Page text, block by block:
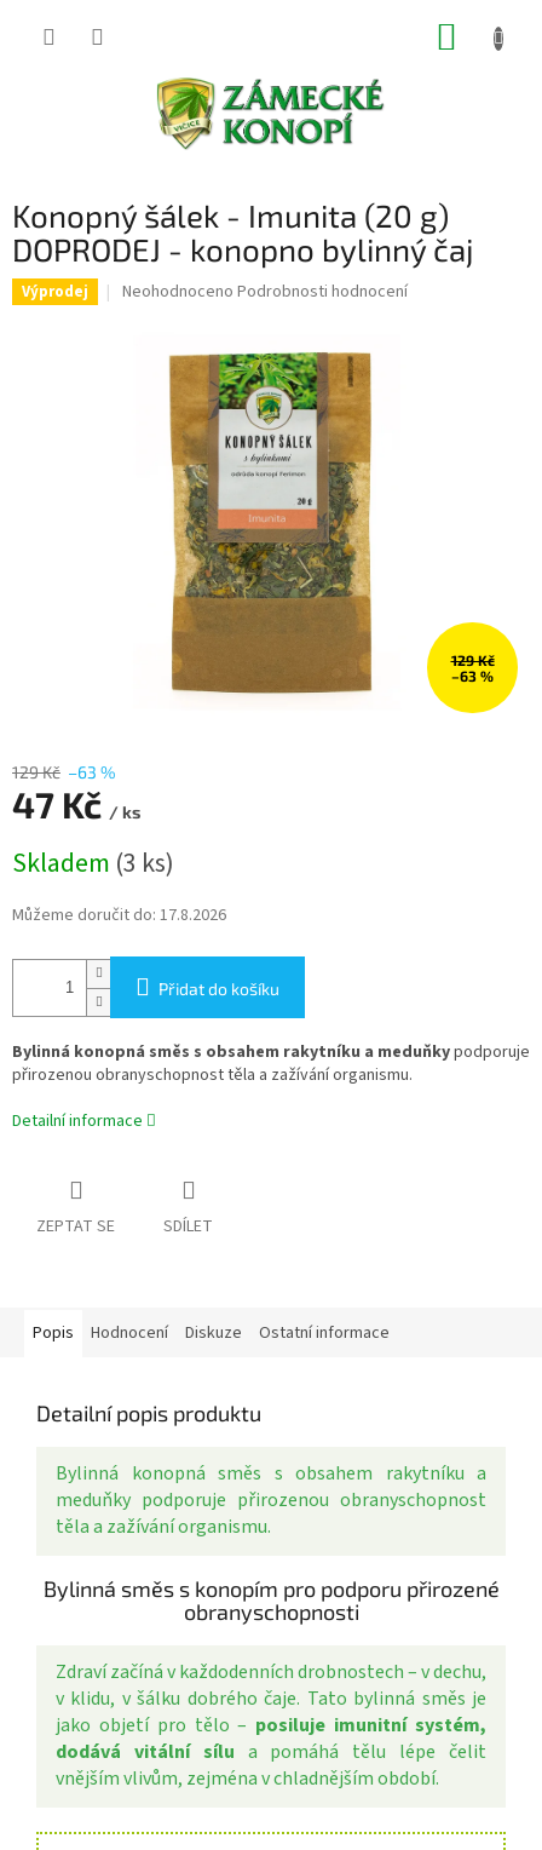
Konopný šálek - Imunita (20 g)
DOPRODEJ - konopno bylinný čaj
Výprodej
Průměrné
hvězdiček.
Neohodnoceno Podrobnosti hodnocení
129 Kč
–63 %
129 Kč –63 %
47 Kč / ks
cena:
Skladem (3 ks)
Můžeme doručit do: 17.8.2026
Přidat do košíku
Bylinná konopná směs s obsahem rakytníku a meduňkypodporuje
přirozenou obranyschopnost těla a zažívání organismu.
Detailní informace
ZEPTAT SE SDÍLET
Popis Hodnocení Diskuze Ostatní informace
Detailní popis produktu
Bylinná konopná směs s obsahem rakytníku a
meduňky podporuje přirozenou obranyschopnost
těla a zažívání organismu.
Bylinná směs s konopím pro podporu přirozené
obranyschopnosti
Zdraví začíná v každodenních drobnostech – v dechu,
v klidu, v šálku dobrého čaje. Tato bylinná směs je
jako objetí pro tělo – posiluje imunitní systém,
dodává vitální sílu a pomáhá tělu lépe čelit
vnějším vlivům, zejména v chladnějším období.